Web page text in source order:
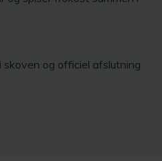
skoven og officiel afslutning